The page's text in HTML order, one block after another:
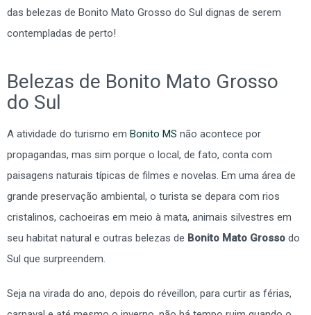
das belezas de Bonito Mato Grosso do Sul dignas de serem
contempladas de perto!
Belezas de Bonito Mato Grosso
do Sul
A atividade do turismo em Bonito MS não acontece por
propagandas, mas sim porque o local, de fato, conta com
paisagens naturais típicas de filmes e novelas. Em uma área de
grande preservação ambiental, o turista se depara com rios
cristalinos, cachoeiras em meio à mata, animais silvestres em
seu habitat natural e outras belezas de Bonito Mato Grosso do
Sul que surpreendem.
Seja na virada do ano, depois do réveillon, para curtir as férias,